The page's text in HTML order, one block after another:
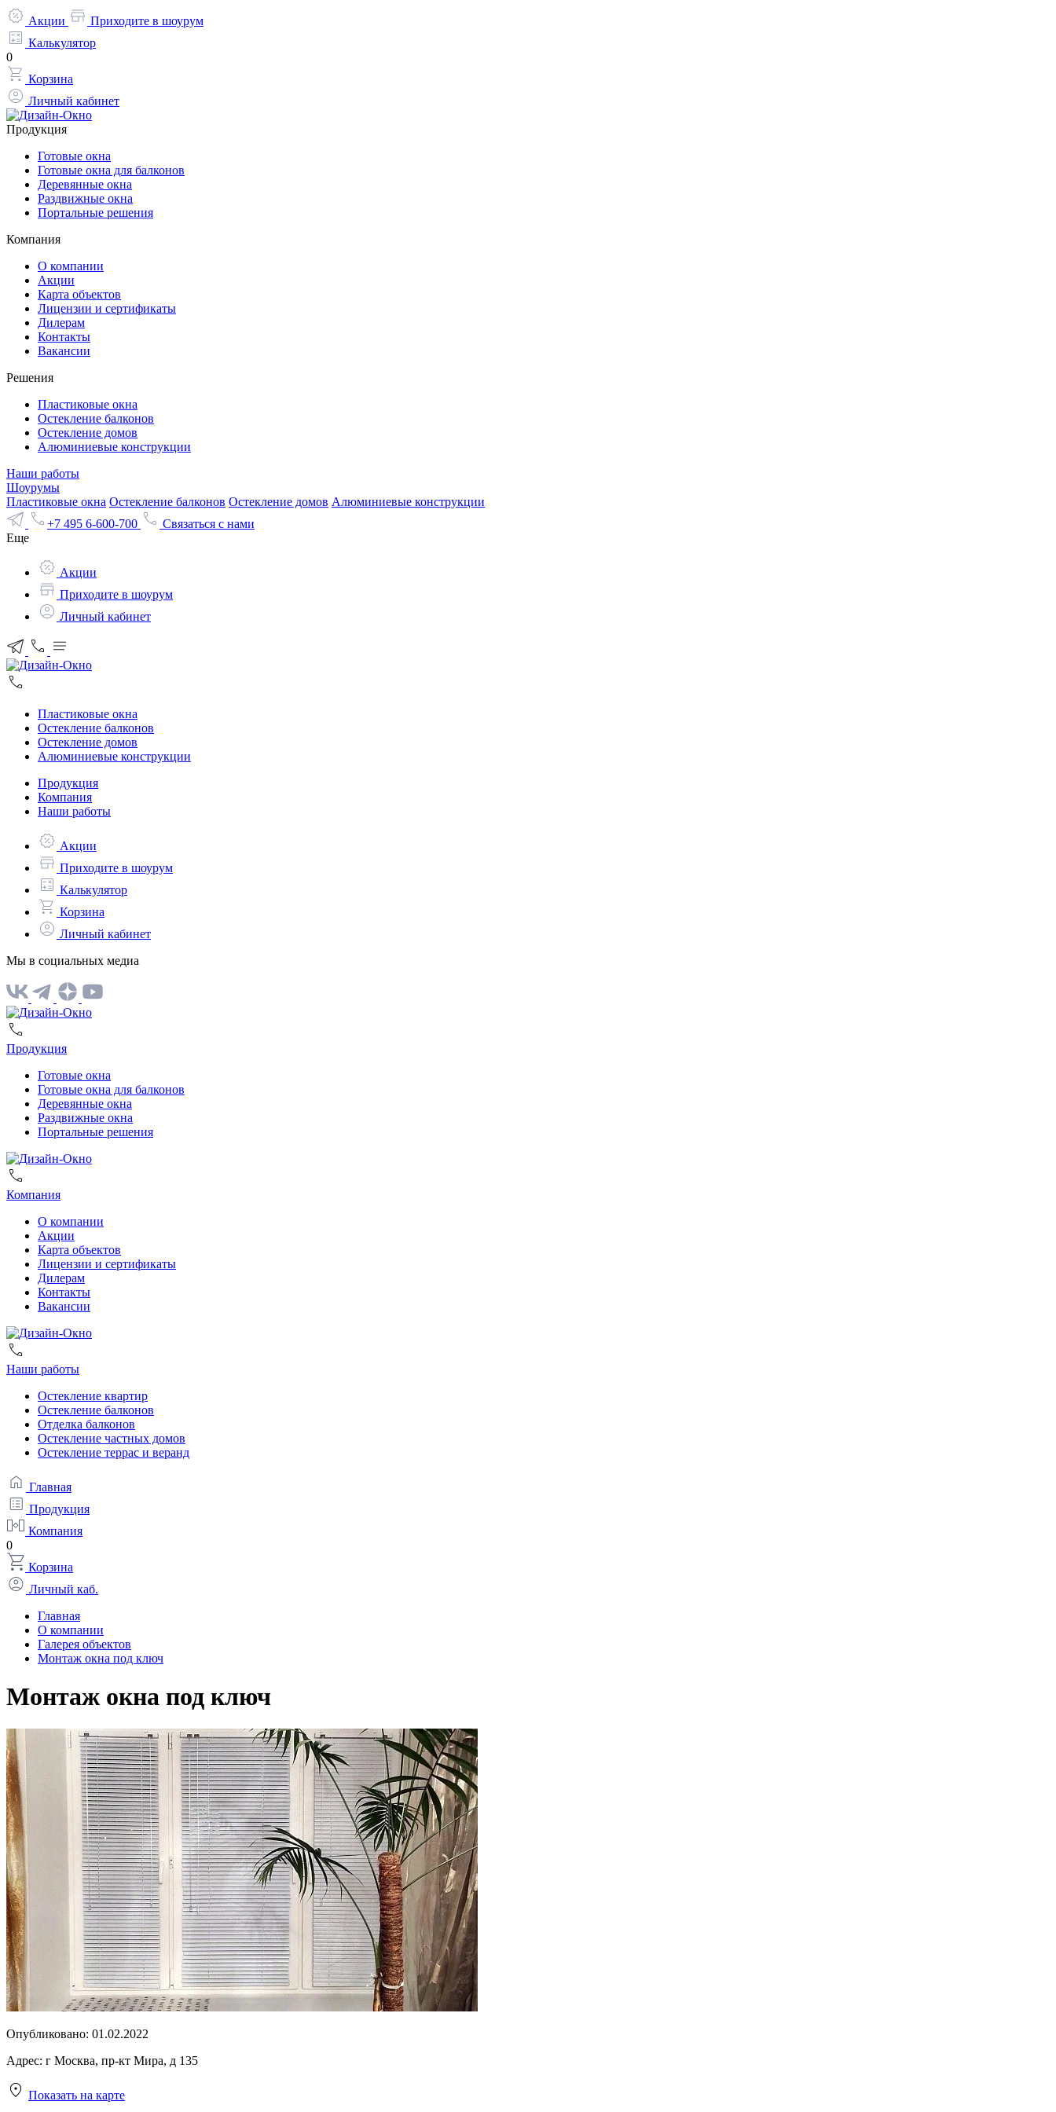
Акции
Приходите в шоурум
Калькулятор
0
Корзина
Личный кабинет
Продукция
Готовые окна
Готовые окна для балконов
Деревянные окна
Раздвижные окна
Портальные решения
Компания
О компании
Акции
Карта объектов
Лицензии и сертификаты
Дилерам
Контакты
Вакансии
Решения
Пластиковые окна
Остекление балконов
Остекление домов
Алюминиевые конструкции
Наши работы
Шоурумы
Пластиковые окна Остекление балконов Остекление домов Алюминиевые конструкции
+7 495 6-600-700
Связаться с нами
Еще
Акции
Приходите в шоурум
Личный кабинет
Пластиковые окна
Остекление балконов
Остекление домов
Алюминиевые конструкции
Продукция
Компания
Наши работы
Акции
Приходите в шоурум
Калькулятор
Корзина
Личный кабинет
Мы в социальных медиа
Продукция
Готовые окна
Готовые окна для балконов
Деревянные окна
Раздвижные окна
Портальные решения
Компания
О компании
Акции
Карта объектов
Лицензии и сертификаты
Дилерам
Контакты
Вакансии
Наши работы
Остекление квартир
Остекление балконов
Отделка балконов
Остекление частных домов
Остекление террас и веранд
Главная
Продукция
Компания
0
Корзина
Личный каб.
Главная
О компании
Галерея объектов
Монтаж окна под ключ
Монтаж окна под ключ
Опубликовано: 01.02.2022
Адрес: г Москва, пр-кт Мира, д 135
Показать на карте